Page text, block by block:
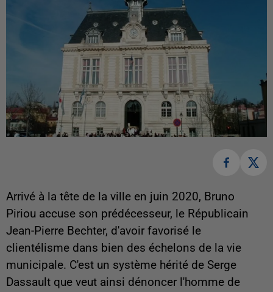
Arrivé à la tête de la ville en juin 2020, Bruno
Piriou accuse son prédécesseur, le Républicain
Jean-Pierre Bechter, d'avoir favorisé le
clientélisme dans bien des échelons de la vie
municipale. C'est un système hérité de Serge
Dassault que veut ainsi dénoncer l'homme de